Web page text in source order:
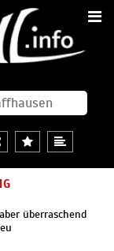
überraschend